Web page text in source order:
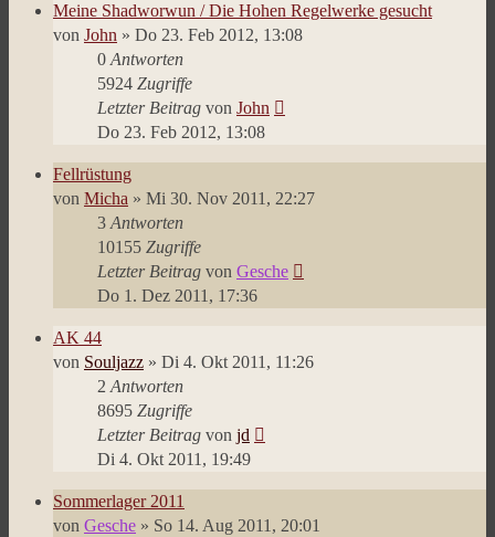
Meine Shadworwun / Die Hohen Regelwerke gesucht
von John » Do 23. Feb 2012, 13:08
0Antworten
5924 Zugriffe
Letzter Beitrag von John
Do 23. Feb 2012, 13:08
Fellrüstung
von Micha » Mi 30. Nov 2011, 22:27
3Antworten
10155 Zugriffe
Letzter Beitrag von Gesche
Do 1. Dez 2011, 17:36
AK 44
von Souljazz » Di 4. Okt 2011, 11:26
2Antworten
8695 Zugriffe
Letzter Beitrag von jd
Di 4. Okt 2011, 19:49
Sommerlager 2011
von Gesche » So 14. Aug 2011, 20:01